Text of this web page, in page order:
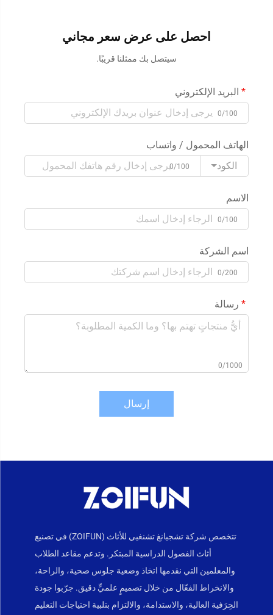
احصل على عرض سعر مجاني
سيتصل بك ممثلنا قريبًا.
البريد الإلكتروني
0/100
الهاتف المحمول / واتساب
الكود
0/100
الاسم
0/100
اسم الشركة
0/200
رسالة
0/1000
إرسال
تتخصص شركة تشجيانغ تشنغيي للأثاث (ZOIFUN) في تصنيع
أثاث الفصول الدراسية المبتكر. وتدعم مقاعد الطلاب
والمعلمين التي نقدمها اتخاذ وضعية جلوس صحية، والراحة،
والانخراط الفعّال من خلال تصميمٍ علميٍّ دقيق. جرّبوا جودة
الحِرَفية العالية، والاستدامة، والالتزام بتلبية احتياجات التعليم